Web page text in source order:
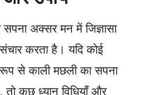
अक्सर मन में जिज्ञासा
करता है। यदि कोई
रूप से काली मछली का सपना
तो कुछ ध्यान विधियाँ और